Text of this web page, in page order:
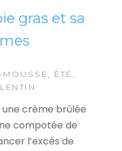
gras et sa
MOUSSE, ÉTÉ ,
crème brûlée
compotée de
l’excès de